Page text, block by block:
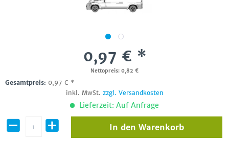
0,97 € *
Nettopreis: 0,82 €
Gesamtpreis: 0,97 € *
inkl. MwSt. zzgl. Versandkosten
Lieferzeit: Auf Anfrage
In den Warenkorb